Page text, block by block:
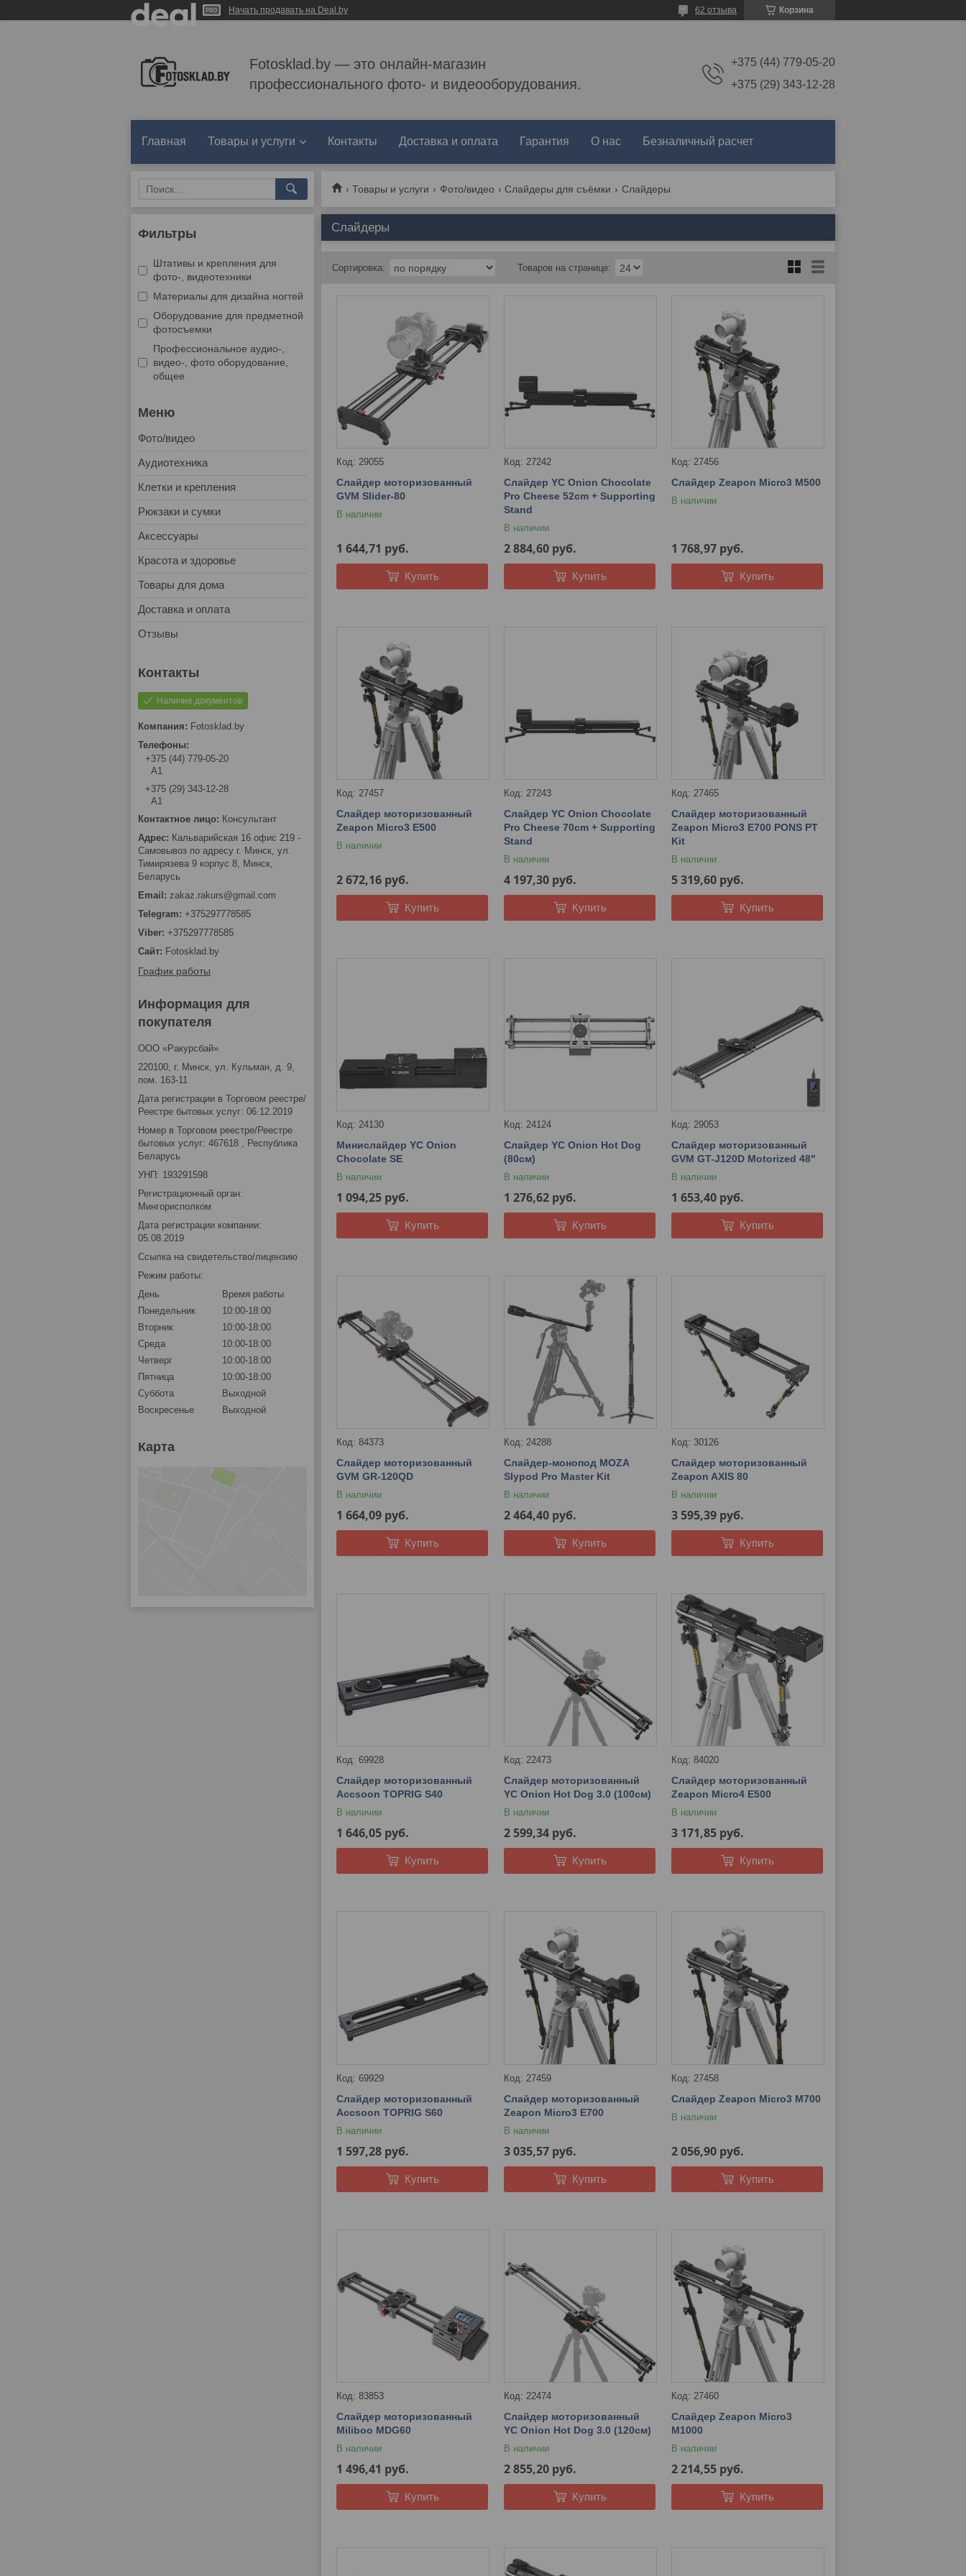
Начать продавать на Deal.by Корзина
62 отзыва
Fotosklad.by — это онлайн-магазин
профессионального фото- и видеооборудования.
+375 (44) 779-05-20
+375 (29) 343-12-28
Главная Товары и услуги Контакты Доставка и оплата Гарантия О нас Безналичный расчет
Товары и услуги Фото/видео Слайдеры для съёмки Слайдеры
Слайдеры
29055
Слайдер моторизованный
GVM Slider-80
В наличии
1 644,71 руб.
Купить
27242
Слайдер YC Onion Chocolate
Pro Cheese 52cm + Supporting
Stand
В наличии
2 884,60 руб.
Купить
27456
Слайдер Zeapon Micro3 M500
В наличии
1 768,97 руб.
Купить
27457
Слайдер моторизованный
Zeapon Micro3 E500
В наличии
2 672,16 руб.
Купить
27243
Слайдер YC Onion Chocolate
Pro Cheese 70cm + Supporting
Stand
В наличии
4 197,30 руб.
Купить
27465
Слайдер моторизованный
Zeapon Micro3 E700 PONS PT
Kit
В наличии
5 319,60 руб.
Купить
24130
Минислайдер YC Onion
Chocolate SE
В наличии
1 094,25 руб.
Купить
24124
Слайдер YC Onion Hot Dog
(80см)
В наличии
1 276,62 руб.
Купить
29053
Слайдер моторизованный
GVM GT-J120D Motorized 48"
В наличии
1 653,40 руб.
Купить
84373
Слайдер моторизованный
GVM GR-120QD
В наличии
1 664,09 руб.
Купить
24288
Слайдер-монопод MOZA
Slypod Pro Master Kit
В наличии
2 464,40 руб.
Купить
30126
Слайдер моторизованный
Zeapon AXIS 80
В наличии
3 595,39 руб.
Купить
69928
Слайдер моторизованный
Accsoon TOPRIG S40
В наличии
1 646,05 руб.
Купить
22473
Слайдер моторизованный
YC Onion Hot Dog 3.0 (100см)
В наличии
2 599,34 руб.
Купить
84020
Слайдер моторизованный
Zeapon Micro4 E500
В наличии
3 171,85 руб.
Купить
69929
Слайдер моторизованный
Accsoon TOPRIG S60
В наличии
1 597,28 руб.
Купить
27459
Слайдер моторизованный
Zeapon Micro3 E700
В наличии
3 035,57 руб.
Купить
27458
Слайдер Zeapon Micro3 M700
В наличии
2 056,90 руб.
Купить
83853
Слайдер моторизованный
Miliboo MDG60
В наличии
1 496,41 руб.
Купить
22474
Слайдер моторизованный
YC Onion Hot Dog 3.0 (120см)
В наличии
2 855,20 руб.
Купить
27460
Слайдер Zeapon Micro3
M1000
В наличии
2 214,55 руб.
Купить
Фильтры
Штативы и крепления для
фото-, видеотехники
Материалы для дизайна ногтей
Оборудование для предметной
фотосъемки
Профессиональное аудио-,
видео-, фото оборудование,
общее
Фото/видео
Аудиотехника
Клетки и крепления
Рюкзаки и сумки
Аксессуары
Красота и здоровье
Товары для дома
Доставка и оплата
Отзывы
Наличие документов
Fotosklad.by
+375 (44) 779-05-20
А1
+375 (29) 343-12-28
А1
Консультант
Кальварийская 16 офис 219 -
Самовывоз по адресу г. Минск, ул.
Тимирязева 9 корпус 8, Минск,
Беларусь
zakaz.rakurs@gmail.com
+375297778585
+375297778585
Fotosklad.by
График работы
Информация для
покупателя
ООО «Ракурсбай»
220100, г. Минск, ул. Кульман, д. 9,
пом. 163-11
Дата регистрации в Торговом реестре/
Реестре бытовых услуг: 06.12.2019
Номер в Торговом реестре/Реестре
бытовых услуг: 467618 , Республика
Беларусь
УНП: 193291598
Регистрационный орган:
Мингорисполком
Дата регистрации компании:
05.08.2019
Ссылка на свидетельство/лицензию
Режим работы:
День
Время работы
Понедельник
10:00-18:00
Вторник
10:00-18:00
Среда
10:00-18:00
Четверг
10:00-18:00
Пятница
10:00-18:00
Суббота
Выходной
Воскресенье
Выходной
Карта